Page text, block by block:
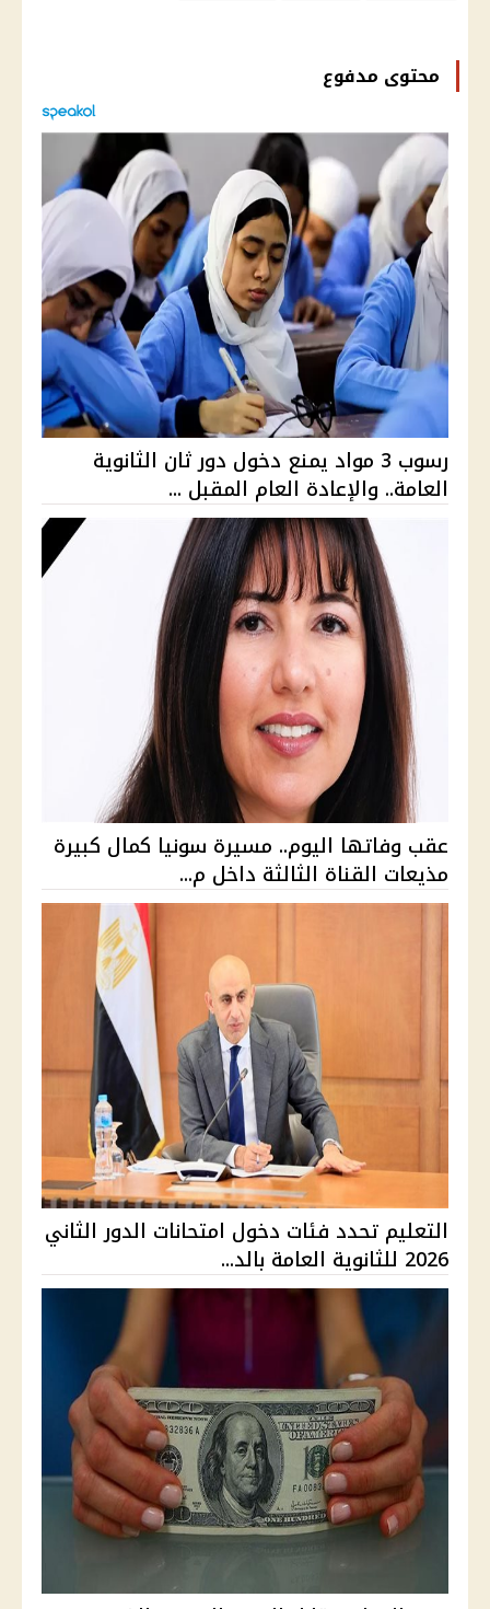
محتوى مدفوع
رسوب 3 مواد يمنع دخول دور ثان الثانوية
العامة.. والإعادة العام المقبل ...
عقب وفاتها اليوم.. مسيرة سونيا كمال كبيرة
مذيعات القناة الثالثة داخل م...
التعليم تحدد فئات دخول امتحانات الدور الثاني
2026 للثانوية العامة بالد...